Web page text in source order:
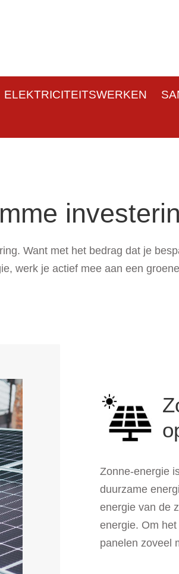
ELEKTRICITEITSWERKEN
Want met het bedrag dat je
werk je actief mee aan een
Zonne-energie
duurzame
energie van de
energie. Om
panelen zoveel